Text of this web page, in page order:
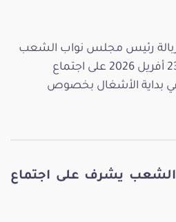
رئيس مجلس نواب الشعب
بعد ظهر اليوم الخميس 23 أفريل 2026 على اجتماع
بداية الأشغال بخصوص
يشرف على اجتماع